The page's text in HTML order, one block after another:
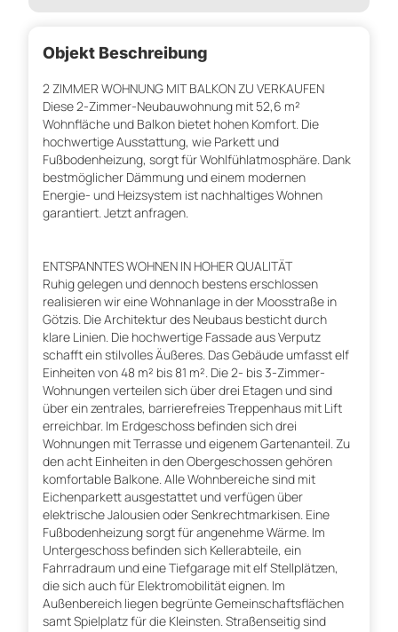
Objekt Beschreibung
2 ZIMMER WOHNUNG MIT BALKON ZU VERKAUFEN
Diese 2-Zimmer-Neubauwohnung mit 52,6 m²
Wohnfläche und Balkon bietet hohen Komfort. Die
hochwertige Ausstattung, wie Parkett und
Fußbodenheizung, sorgt für Wohlfühlatmosphäre. Dank
bestmöglicher Dämmung und einem modernen
Energie- und Heizsystem ist nachhaltiges Wohnen
garantiert. Jetzt anfragen.
ENTSPANNTES WOHNEN IN HOHER QUALITÄT
Ruhig gelegen und dennoch bestens erschlossen
realisieren wir eine Wohnanlage in der Moosstraße in
Götzis. Die Architektur des Neubaus besticht durch
klare Linien. Die hochwertige Fassade aus Verputz
schafft ein stilvolles Äußeres. Das Gebäude umfasst elf
Einheiten von 48 m² bis 81 m². Die 2- bis 3-Zimmer-
Wohnungen verteilen sich über drei Etagen und sind
über ein zentrales, barrierefreies Treppenhaus mit Lift
erreichbar. Im Erdgeschoss befinden sich drei
Wohnungen mit Terrasse und eigenem Gartenanteil. Zu
den acht Einheiten in den Obergeschossen gehören
komfortable Balkone. Alle Wohnbereiche sind mit
Eichenparkett ausgestattet und verfügen über
elektrische Jalousien oder Senkrechtmarkisen. Eine
Fußbodenheizung sorgt für angenehme Wärme. Im
Untergeschoss befinden sich Kellerabteile, ein
Fahrradraum und eine Tiefgarage mit elf Stellplätzen,
die sich auch für Elektromobilität eignen. Im
Außenbereich liegen begrünte Gemeinschaftsflächen
samt Spielplatz für die Kleinsten. Straßenseitig sind